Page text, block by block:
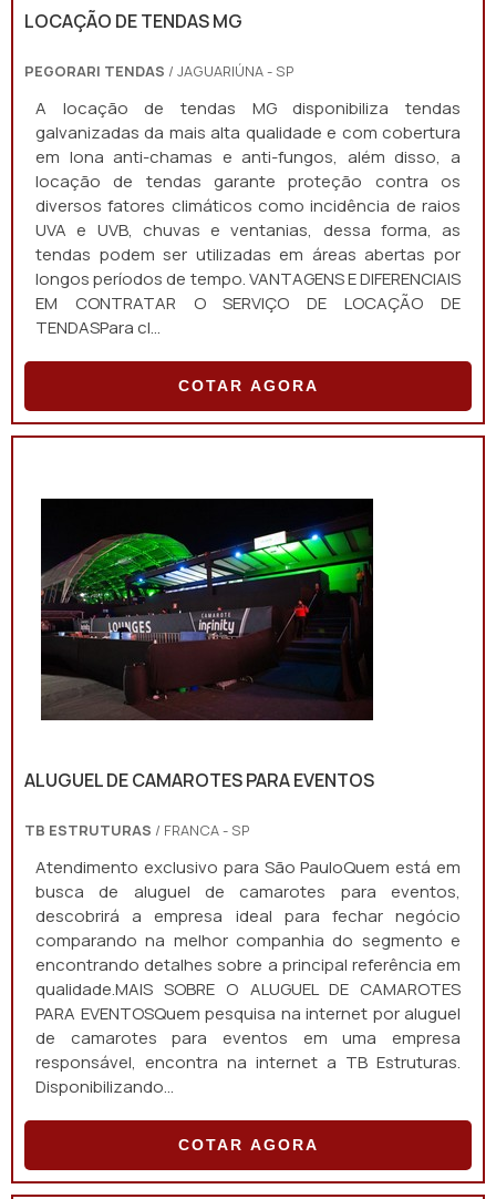
LOCAÇÃO DE TENDAS MG
PEGORARI TENDAS / JAGUARIÚNA - SP
A locação de tendas MG disponibiliza tendas
galvanizadas da mais alta qualidade e com cobertura
em lona anti-chamas e anti-fungos, além disso, a
locação de tendas garante proteção contra os
diversos fatores climáticos como incidência de raios
UVA e UVB, chuvas e ventanias, dessa forma, as
tendas podem ser utilizadas em áreas abertas por
longos períodos de tempo. VANTAGENS E DIFERENCIAIS
EM CONTRATAR O SERVIÇO DE LOCAÇÃO DE
TENDASPara cl...
COTAR AGORA
ALUGUEL DE CAMAROTES PARA EVENTOS
TB ESTRUTURAS / FRANCA - SP
Atendimento exclusivo para São PauloQuem está em
busca de aluguel de camarotes para eventos,
descobrirá a empresa ideal para fechar negócio
comparando na melhor companhia do segmento e
encontrando detalhes sobre a principal referência em
qualidade.MAIS SOBRE O ALUGUEL DE CAMAROTES
PARA EVENTOSQuem pesquisa na internet por aluguel
de camarotes para eventos em uma empresa
responsável, encontra na internet a TB Estruturas.
Disponibilizando...
COTAR AGORA